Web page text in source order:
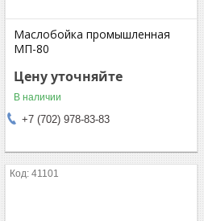
Маслобойка промышленная
МП-80
Цену уточняйте
В наличии
+7 (702) 978-83-83
41101